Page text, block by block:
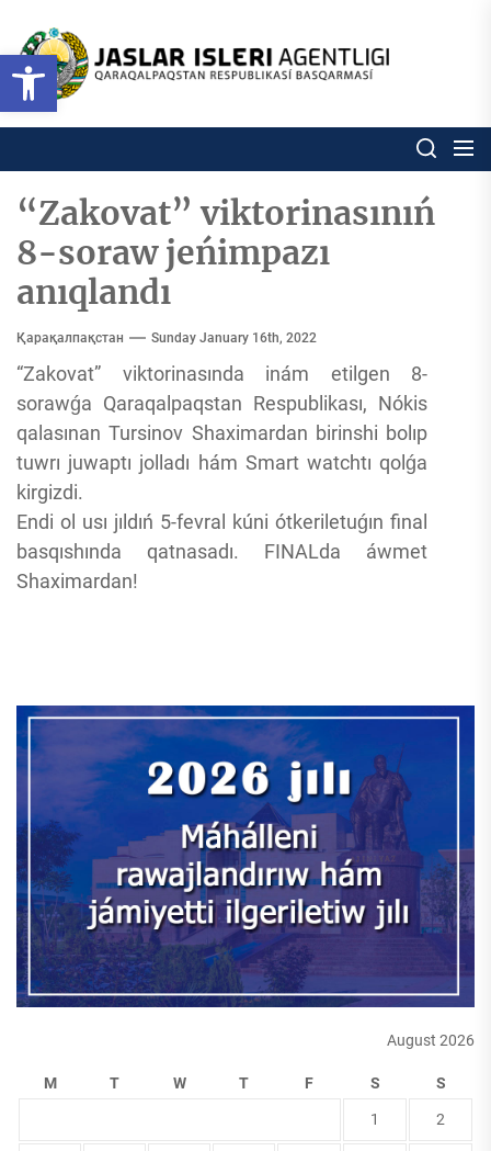
Open toolbar
content
Respublikası
basqarması
Ózbekstan jaslar isleri
“Zakovat” viktorinasınıń
8-soraw jeńimpazı
anıqlandı
Қарақалпақстан Sunday January 16th, 2022
“Zakovat” viktorinasında inám etilgen 8-
sorawǵa Qaraqalpaqstan Respublikası, Nókis
qalasınan Tursinov Shaximardan birinshi bolıp
tuwrı juwaptı jolladı hám Smart watchtı qolǵa
kirgizdi.
Endi ol usı jıldıń 5-fevral kúni ótkeriletuǵın final
basqıshında qatnasadı. FINALda áwmet
Shaximardan!
August 2026
M T W T F S S
1 2